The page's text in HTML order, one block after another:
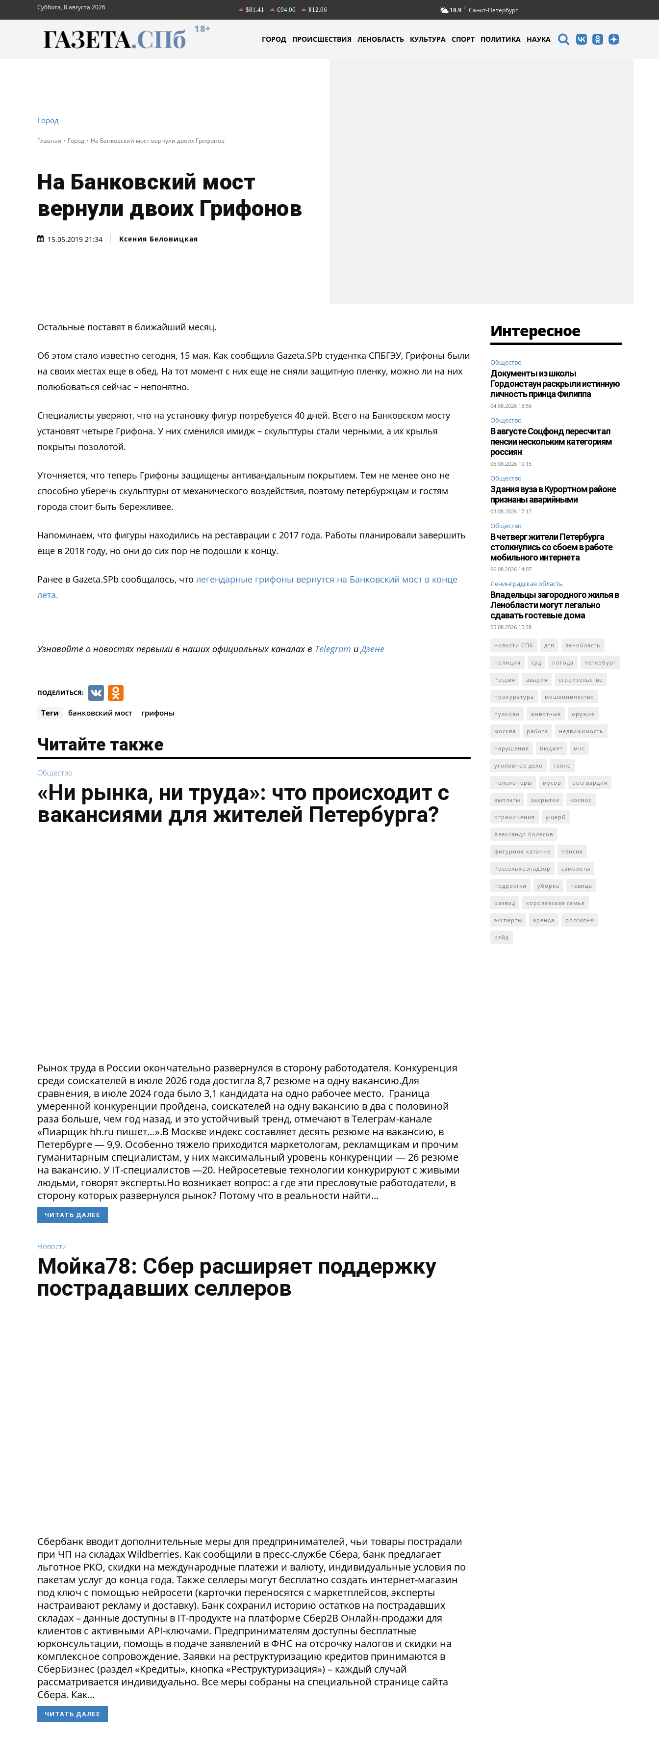
Суббота, 8 августа 2026 $81.41 €94.06 ¥12.06 18.9 C Санкт-Петербург
18+
ГОРОД ПРОИСШЕСТВИЯ ЛЕНОБЛАСТЬ КУЛЬТУРА СПОРТ ПОЛИТИКА НАУКА
Город
Главная Город На Банковский мост вернули двоих Грифонов
На Банковский мост
вернули двоих Грифонов
15.05.2019 21:34 Ксения Беловицкая
Остальные поставят в ближайший месяц.
Об этом стало известно сегодня, 15 мая. Как сообщила Gazeta.SPb студентка СПБГЭУ, Грифоны были
на своих местах еще в обед. На тот момент с них еще не сняли защитную пленку, можно ли на них
полюбоваться сейчас – непонятно.
Специалисты уверяют, что на установку фигур потребуется 40 дней. Всего на Банковском мосту
установят четыре Грифона. У них сменился имидж – скульптуры стали черными, а их крылья
покрыты позолотой.
Уточняется, что теперь Грифоны защищены антивандальным покрытием. Тем не менее оно не
способно уберечь скульптуры от механического воздействия, поэтому петербуржцам и гостям
города стоит быть бережливее.
Напоминаем, что фигуры находились на реставрации с 2017 года. Работы планировали завершить
еще в 2018 году, но они до сих пор не подошли к концу.
Ранее в Gazeta.SPb сообщалось, что легендарные грифоны вернутся на Банковский мост в конце
лета.
Узнавайте о новостях первыми в наших официальных каналах в Telegram иДзене
ПОДЕЛИТЬСЯ: VK
Теги банковский мост грифоны
Читайте также
Общество
«Ни рынка, ни труда»: что происходит с
вакансиями для жителей Петербурга?
Рынок труда в России окончательно развернулся в сторону работодателя. Конкуренция
среди соискателей в июле 2026 года достигла 8,7 резюме на одну вакансию.Для
сравнения, в июле 2024 года было 3,1 кандидата на одно рабочее место. Граница
умеренной конкуренции пройдена, соискателей на одну вакансию в два с половиной
раза больше, чем год назад, и это устойчивый тренд, отмечают в Телеграм-канале
«Пиарщик hh.ru пишет…».В Москве индекс составляет десять резюме на вакансию, в
Петербурге — 9,9. Особенно тяжело приходится маркетологам, рекламщикам и прочим
гуманитарным специалистам, у них максимальный уровень конкуренции — 26 резюме
на вакансию. У IT-специалистов —20. Нейросетевые технологии конкурируют с живыми
людьми, говорят эксперты.Но возникает вопрос: а где эти пресловутые работодатели, в
сторону которых развернулся рынок? Потому что в реальности найти...
ЧИТАТЬ ДАЛЕЕ
Новости
Мойка78: Сбер расширяет поддержку
пострадавших селлеров
Сбербанк вводит дополнительные меры для предпринимателей, чьи товары пострадали
при ЧП на складах Wildberries. Как сообщили в пресс-службе Сбера, банк предлагает
льготное РКО, скидки на международные платежи и валюту, индивидуальные условия по
пакетам услуг до конца года. Также селлеры могут бесплатно создать интернет-магазин
под ключ с помощью нейросети (карточки переносятся с маркетплейсов, эксперты
настраивают рекламу и доставку). Банк сохранил историю остатков на пострадавших
складах – данные доступны в IT-продукте на платформе Сбер2В Онлайн-продажи для
клиентов с активными API-ключами. Предпринимателям доступны бесплатные
юрконсультации, помощь в подаче заявлений в ФНС на отсрочку налогов и скидки на
комплексное сопровождение. Заявки на реструктуризацию кредитов принимаются в
СберБизнес (раздел «Кредиты», кнопка «Реструктуризация») – каждый случай
рассматривается индивидуально. Все меры собраны на специальной странице сайта
Сбера. Как...
ЧИТАТЬ ДАЛЕЕ
Интересное
Общество
Документы из школы
Гордонстаун раскрыли истинную
личность принца Филиппа
04.08.2026 13:56
Общество
В августе Соцфонд пересчитал
пенсии нескольким категориям
россиян
06.08.2026 10:15
Общество
Здания вуза в Курортном районе
признаны аварийными
03.08.2026 17:17
Общество
В четверг жители Петербурга
столкнулись со сбоем в работе
мобильного интернета
06.08.2026 14:07
Ленинградская область
Владельцы загородного жилья в
Ленобласти могут легально
сдавать гостевые дома
05.08.2026 15:28
новости СПб дтп ленобласть
полиция суд погода петербург
Россия авария строительство
прокуратура мошенничество
пулково животные оружие
москва работа недвижимость
нарушения бюджет мчс
уголовное дело тепло
пенсионеры мусор росгвардия
выплаты закрытие космос
ограничения ущерб
Александр Колесов
фигурное катание пенсия
Россельхознадзор самолеты
подростки уборка певица
развод королевская семья
эксперты аренда россияне
рейд